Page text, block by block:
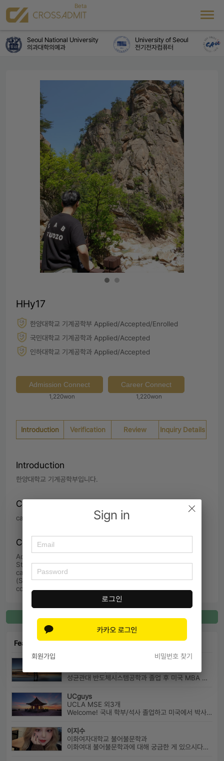
Seoul National University
의과대학의예과
University of Seoul
전기전자컴퓨터
Sign in
로그인
회원가입 비밀번호 찾기
HHy17
한양대학교 기계공학부 Applied/Accepted/Enrolled
국민대학교 기계공학과 Applied/Accepted
인하대학교 기계공학과 Applied/Accepted
Admission Connect
1,220won
Career Connect
1,220won
Introduction Verification Review Inquiry Details
Introduction
한양대학교 기계공학부입니다.
Connecting Type
cafe,  meal at restaurant,  video conference
Contents of Service
Admissions Information,  Application Review,  Application
Strategy advice,  Career advice,  Lunch at campus
cafeteria,  Share admissions materials,  Share Materials
(Self-Introduction, Presentation, etc.),  Study skills
consultation
Register for Connect
Featured Connect
성균관대 반도체시스템공학과 졸업 후 미국 MBA 졸업하였습니다.
UCguys
UCLA MSE 외3개
Welcome! 국내 학부/석사 졸업하고 미국에서 박사과정 재학중입니다. ...
이지수
이화여자대학교 불어불문학과
이화여대 불어불문학과에 대해 궁금한 게 있으시다면 번호로 연락 바랍니다...